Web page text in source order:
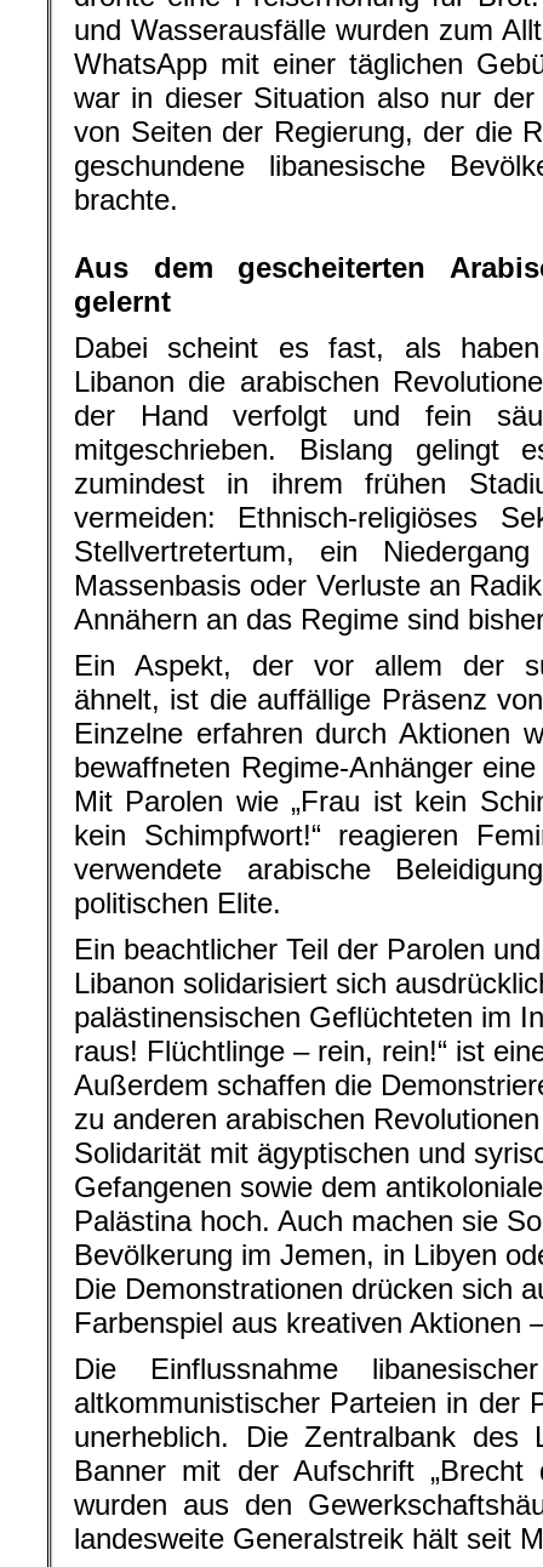
und Wasserausfälle wurden zum
WhatsApp mit einer täglichen
war in dieser Situation also nur
von Seiten der Regierung, der die
geschundene libanesische
brachte.
Aus dem gescheiterten
gelernt
Dabei scheint es fast, als
Libanon die arabischen
der Hand verfolgt und fein
mitgeschrieben. Bislang gelingt
zumindest in ihrem frühen
vermeiden: Ethnisch-religiöses
Stellvertretertum, ein
Massenbasis oder Verluste an
Annähern an das Regime sind
Ein Aspekt, der vor allem der
ähnelt, ist die auffällige Präsenz
Einzelne erfahren durch Aktionen
bewaffneten Regime-Anhänger
Mit Parolen wie „Frau ist kein
kein Schimpfwort!“ reagieren
verwendete arabische
politischen Elite.
Ein beachtlicher Teil der Parolen
Libanon solidarisiert sich
palästinensischen Geflüchteten im
raus! Flüchtlinge – rein, rein!“ ist
Außerdem schaffen die
zu anderen arabischen
Solidarität mit ägyptischen und
Gefangenen sowie dem
Palästina hoch. Auch machen sie
Bevölkerung im Jemen, in Libyen
Die Demonstrationen drücken sich
Farbenspiel aus kreativen Aktionen
Die Einflussnahme
altkommunistischer Parteien in der
unerheblich. Die Zentralbank des
Banner mit der Aufschrift „Brecht
wurden aus den
landesweite Generalstreik hält seit